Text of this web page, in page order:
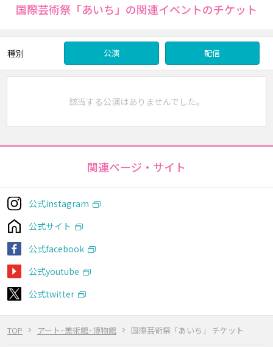
TOP アート･美術館･博物館 国際芸術祭「あいち」 チケット
国際芸術祭「あいち」の関連イベントのチケット
種別 公演 配信
該当する公演はありませんでした。
関連ページ・サイト
公式instagram
公式サイト
公式facebook
公式youtube
公式twitter